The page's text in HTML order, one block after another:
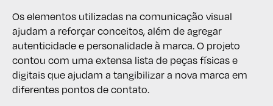
Os elementos utilizadas na comunicação visual
ajudam a reforçar conceitos, além de agregar
autenticidade e personalidade à marca. O projeto
contou com uma extensa lista de peças físicas e
digitais que ajudam a tangibilizar a nova marca em
diferentes pontos de contato.